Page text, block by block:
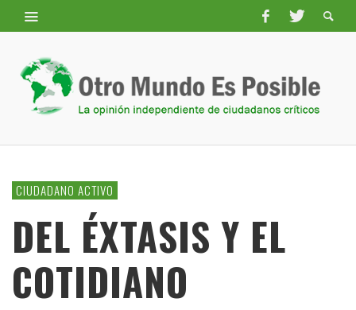
CIUDADANO ACTIVO
DEL ÉXTASIS Y EL
COTIDIANO